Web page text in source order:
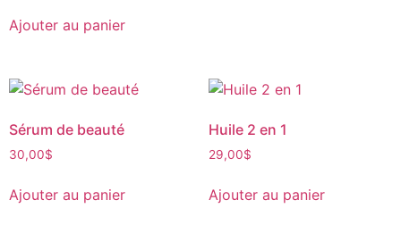
Ajouter au panier
Sérum de beauté
30,00$
Ajouter au panier
Huile 2 en 1
29,00$
Ajouter au panier